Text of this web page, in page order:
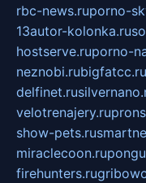
rbc-news.ruporno-
13autor-kolonka.ru
hostserve.ruporno-
neznobi.rubigfatcc.ru
delfinet.ru
velotrenajery.ru
show-pets.ru
miraclecoon.ru
firehunters.ru